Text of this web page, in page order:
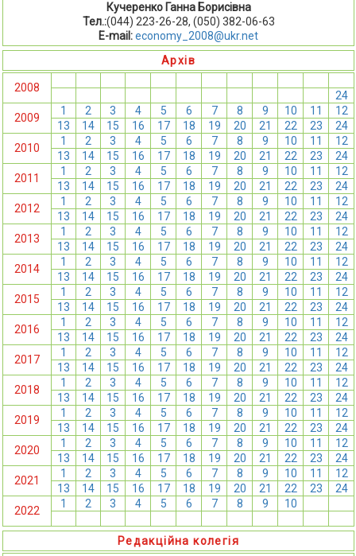
Кучеренко Ганна Борисівна
Тел.:(044) 223-26-28, (050) 382-06-63
E-mail:economy_2008@ukr.net
Архів
2008
24
2009
1 2 3 4 5 6 7 8 9 10 11
12
13
14 15 16 17 18 19 20 21 22 23
24
2010
1 2 3 4 5 6 7 8 9 10 11
12
13
14 15 16 17 18 19 20 21 22 23
24
2011
1 2 3 4 5 6 7 8 9 10 11
12
13
14 15 16 17 18 19 20 21 22 23
24
2012
1 2 3 4 5 6 7 8 9 10 11
12
13
14 15 16 17 18 19 20 21 22 23
24
2013
1 2 3 4 5 6 7 8 9 10 11
12
13
14 15 16 17 18 19 20 21 22 23
24
2014
1 2 3 4 5 6 7 8 9 10 11
12
13
14 15 16 17 18 19 20 21 22 23
24
2015
1 2 3 4 5 6 7 8 9 10 11
12
13
14 15 16 17 18 19 20 21 22 23
24
2016
1 2 3 4 5 6 7 8 9 10 11
12
13
14 15 16 17 18 19 20 21 22 23
24
2017
1 2 3 4 5 6 7 8 9 10 11
12
13
14 15 16 17 18 19 20 21 22 23
24
2018
1 2 3 4 5 6 7 8 9 10 11
12
13
14 15 16 17 18 19 20 21 22 23
24
2019
1 2 3 4 5 6 7 8 9 10 11
12
13
14 15 16 17 18 19 20 21 22 23
24
2020
1 2 3 4 5 6 7 8 9 10 11
12
13
14 15 16 17 18 19 20 21 22 23
24
2021
1 2 3 4 5 6 7 8 9 10 11
12
13
14 15 16 17 18 19 20 21 22 23
24
2022
1 2 3 4 5 6 7 8 9 10
Редакційна колегія